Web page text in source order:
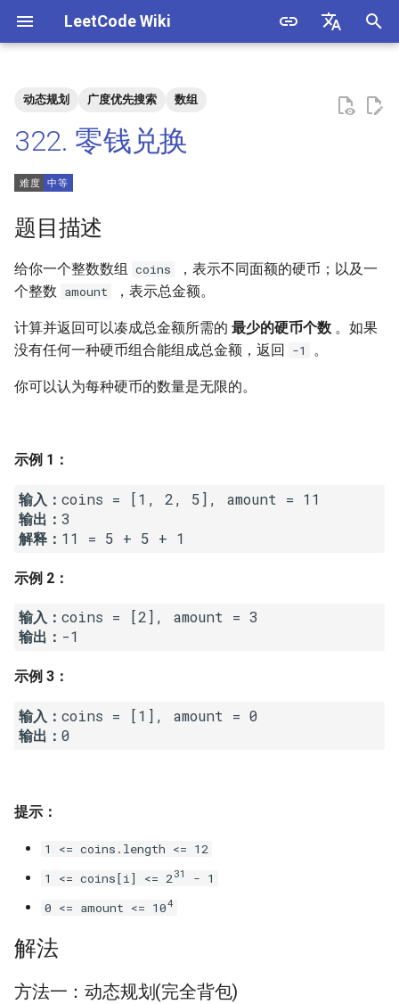
LeetCode Wiki
始
化
搜
引
包)
7. 重建二叉树
9. 用两个栈实现队列
10.1. 斐波那契数列
11. 旋转数组的最小数字
12. 矩阵中的路径
14.2. 剪绳子 II
15. 二进制中 1 的个数
16. 数值的整数次方
18. 删除链表的节点
20. 表示数值的字符串
21. 调整数组顺序使奇数位于
数
4. 只出现一次的数字
5. 单词长度的最大乘积
6. 排序数组中两个数字之和
8. 和大于等于 target 的最短子
数组
9. 乘积小于 K 的子数组
12. 左右两边子数组的和相等
13. 二维子矩阵的和
14. 字符串中的变位词
16. 不含重复字符的最长子字
17. 含有所有字符的最短字符
串
18. 有效的回文
19. 最多删除一个字符得到回
1.5. 一次编辑
1.6. 字符串压缩
1.7. 旋转矩阵
1.9. 字符串轮转
2.1. 移除重复节点
2.4. 分割链表
2.5. 链表求和
2.6. 回文链表
2.8. 环路检测
3.2. 栈的最小值
3.3. 堆盘子
3.4. 化栈为队
动态规划 广度优先搜索 数组
322. 零钱兑换
题目描述
给你一个整数数组 coins
，表示不同面额的硬币；以及一
个整数 amount ，表示总金额。
计算并返回可以凑成总金额所需的 最少的硬币个数 。如果
没有任何一种硬币组合能组成总金额，返回
-1 。
你可以认为每种硬币的数量是无限的。
示例 1：
输入：
输出：
解释： 11 = 5 + 5 + 1
示例 2：
输入：
输出： -1
示例 3：
输入：
输出：
提示：
1 <= coins.length <= 12
1 <= coins[i] <= 231
- 1
0 <= amount <= 104
解法
方法一：动态规划(完全背包)